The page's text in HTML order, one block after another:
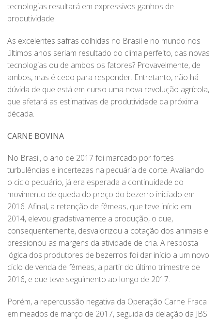
tecnologias resultará em expressivos ganhos de
produtividade.
As excelentes safras colhidas no Brasil e no mundo nos
últimos anos seriam resultado do clima perfeito, das novas
tecnologias ou de ambos os fatores? Provavelmente, de
ambos, mas é cedo para responder. Entretanto, não há
dúvida de que está em curso uma nova revolução agrícola,
que afetará as estimativas de produtividade da próxima
década.
CARNE BOVINA
No Brasil, o ano de 2017 foi marcado por fortes
turbulências e incertezas na pecuária de corte. Avaliando
o ciclo pecuário, já era esperada a continuidade do
movimento de queda do preço do bezerro iniciado em
2016. Afinal, a retenção de fêmeas, que teve início em
2014, elevou gradativamente a produção, o que,
consequentemente, desvalorizou a cotação dos animais e
pressionou as margens da atividade de cria. A resposta
lógica dos produtores de bezerros foi dar início a um novo
ciclo de venda de fêmeas, a partir do último trimestre de
2016, e que teve seguimento ao longo de 2017.
Porém, a repercussão negativa da Operação Carne Fraca
em meados de março de 2017, seguida da delação da JBS